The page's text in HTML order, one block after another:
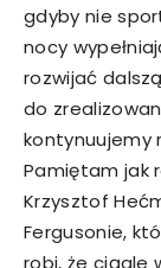
gdyby nie
nocy
rozwijać
do
kontynuujemy
Pamiętam jak
Krzysztof
Fergusonie,
robi, że ciągle